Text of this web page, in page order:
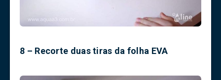
8 – Recorte duas tiras da folha EVA